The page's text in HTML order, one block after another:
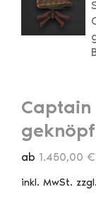
ab 1.450,00 €
inkl. MwSt. zzgl.